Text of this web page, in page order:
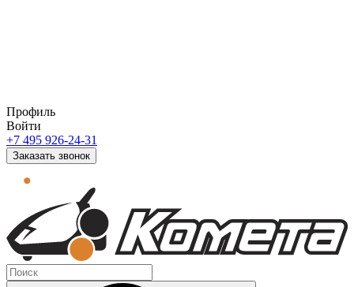
Профиль
Войти
+7 495 926-24-31
Заказать звонок